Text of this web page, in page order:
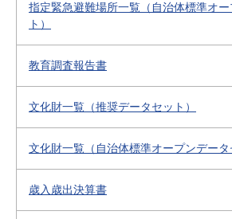
指定緊急避難場所一覧（自治体標準オ
ト）
教育調査報告書
文化財一覧（推奨データセット）
文化財一覧（自治体標準オープンデータ
歳入歳出決算書